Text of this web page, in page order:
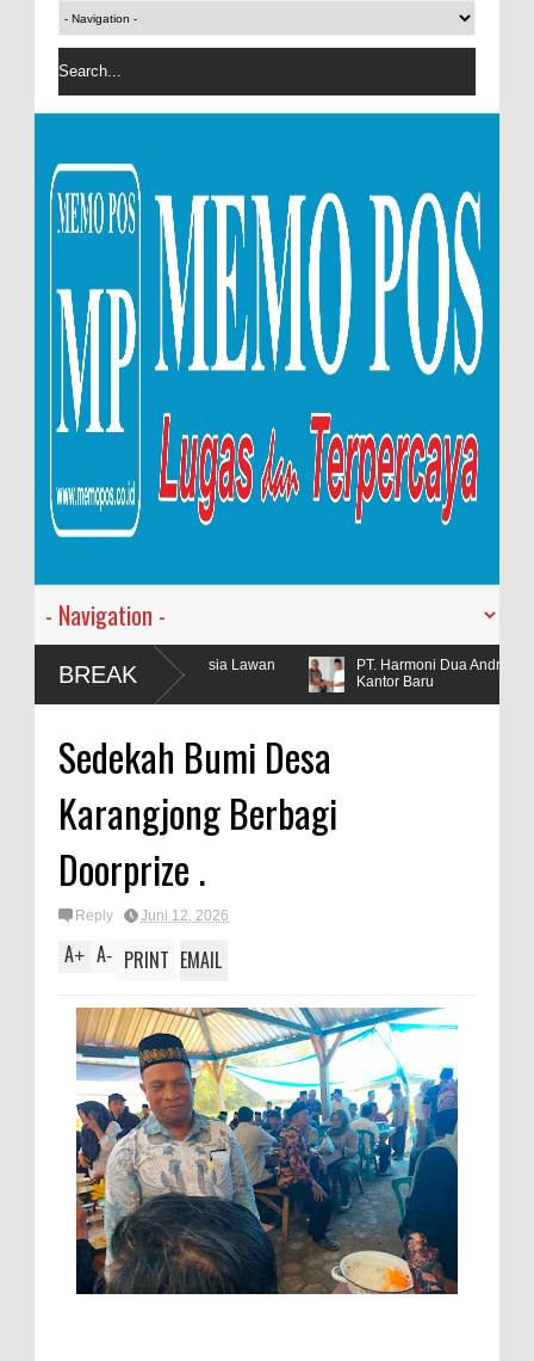
BREAK
Indonesia Lawan
PT. Harmoni Dua Andromeda Mengadakan
Sedekah Bumi Desa
Karangjong Berbagi
Doorprize .
Reply Juni 12, 2026
A+ A- PRINT EMAIL